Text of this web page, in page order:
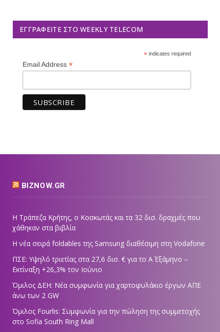
ΕΓΓΡΑΦΕΊΤΕ ΣΤΟ WEEKLY TELECOM
*indicates required
Email Address *
BIZNOW.GR
Η Τράπεζα Κρήτης, ο Κοσκωτάς και τα 32 δισ. δραχμές που
χάθηκαν στα βιβλία
Η νέα σειρά foldables της Samsung διαθέσιμη στη Vodafone
ΠΣΕ: Υψηλό τριετίας στα 27,6 δισ. € για το Α΄ Εξάμηνο –
Εκτίναξη +26,3% τον Ιούνιο
Όμιλος ΔΕΗ: Νέα συμφωνία για χαρτοφυλάκιο έργων ΑΠΕ
άνω των 2 GW
Όμιλος Fourlis: Συμφωνία για την πώληση της συμμετοχής
στο Sofia South Ring Mall